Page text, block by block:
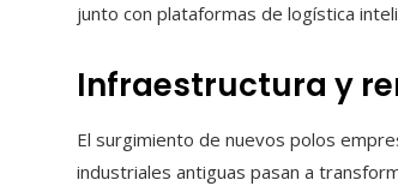
junto con plataformas de logística
Infraestructura y
El surgimiento de nuevos polos
industriales antiguas pasan a